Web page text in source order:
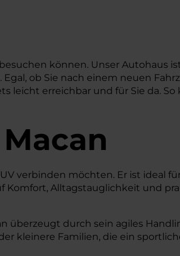
können. Unser Autohaus
ob Sie nach einem neuen
leicht erreichbar und für Sie da. So
verbinden möchten. Er ist ideal
Komfort, Alltagstauglichkeit und
überzeugt durch sein agiles
kleinere Familien, die ein